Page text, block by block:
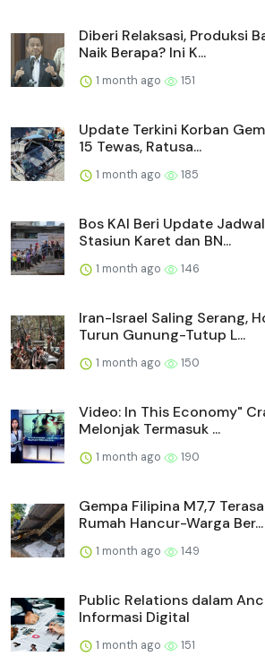
Diberi Relaksasi, Produksi
Naik Berapa? Ini K...
1 month ago 151
Update Terkini Korban
15 Tewas, Ratusa...
1 month ago 185
Bos KAI Beri Update
Stasiun Karet dan BN...
1 month ago 146
Iran-Israel Saling Serang,
Turun Gunung-Tutup L...
1 month ago 150
Video: In This Economy"
Melonjak Termasuk ...
1 month ago 190
Gempa Filipina M7,7
Rumah Hancur-Warga Ber...
1 month ago 149
Public Relations dalam
Informasi Digital
1 month ago 151